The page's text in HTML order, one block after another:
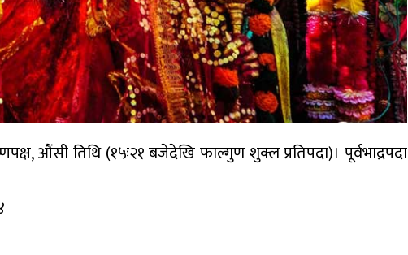
औंसी तिथि (१५ः२१ बजेदेखि फाल्गुण शुक्ल प्रतिपदा)। पूर्वभाद्रपदा